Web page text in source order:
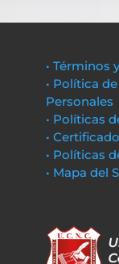
• Términos
• Política
Personales
• Políticas
•
• Políticas
• Mapa del